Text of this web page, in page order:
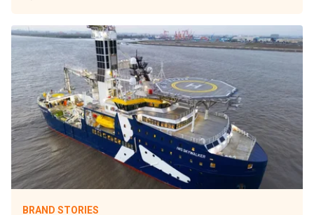
BRAND STORIES